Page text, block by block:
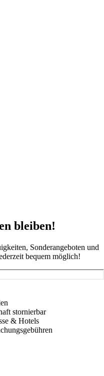
bleiben!
Sonderangeboten und
bequem möglich!
stornierbar
& Hotels